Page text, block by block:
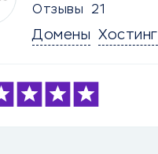
Отзывы 21
Домены Хостинг